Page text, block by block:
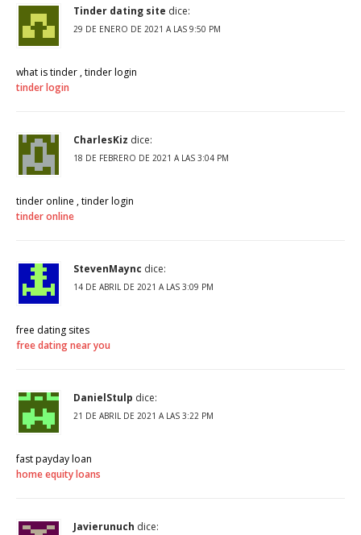
Tinder dating site dice:
29 DE ENERO DE 2021 A LAS 9:50 PM
what is tinder , tinder login
tinder login
CharlesKiz dice:
18 DE FEBRERO DE 2021 A LAS 3:04 PM
tinder online , tinder login
tinder online
StevenMaync dice:
14 DE ABRIL DE 2021 A LAS 3:09 PM
free dating sites
free dating near you
DanielStulp dice:
21 DE ABRIL DE 2021 A LAS 3:22 PM
fast payday loan
home equity loans
Javierunuch dice: